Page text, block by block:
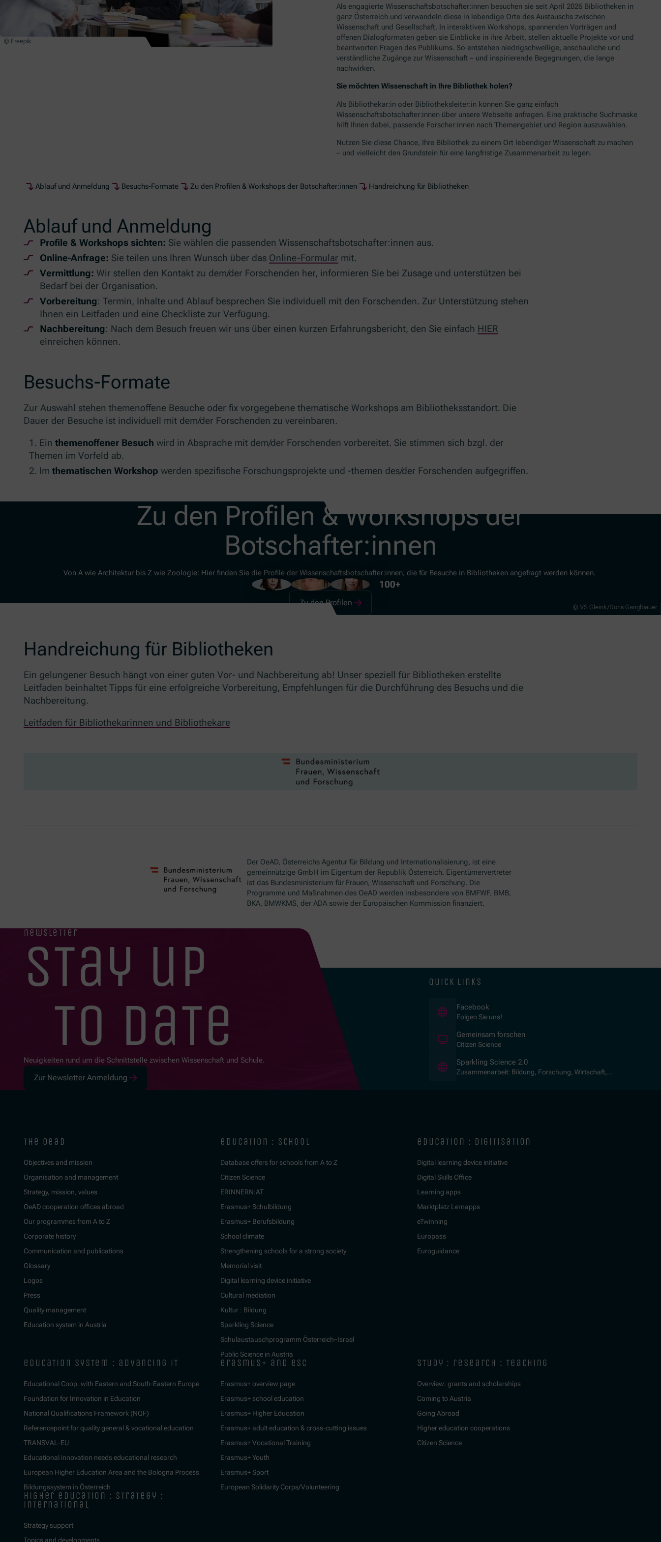
© Freepik
Als engagierte Wissenschaftsbotschafter:innen besuchen sie seit April 2026 Bibliotheken in
ganz Österreich und verwandeln diese in lebendige Orte des Austauschs zwischen
Wissenschaft und Gesellschaft. In interaktiven Workshops, spannenden Vorträgen und
offenen Dialogformaten geben sie Einblicke in ihre Arbeit, stellen aktuelle Projekte vor und
beantworten Fragen des Publikums. So entstehen niedrigschwellige, anschauliche und
verständliche Zugänge zur Wissenschaft – und inspirierende Begegnungen, die lange
nachwirken.
Sie möchten Wissenschaft in Ihre Bibliothek holen?
Als Bibliothekar:in oder Bibliotheksleiter:in können Sie ganz einfach
Wissenschaftsbotschafter:innen über unsere Webseite anfragen. Eine praktische Suchmaske
hilft Ihnen dabei, passende Forscher:innen nach Themengebiet und Region auszuwählen.
Nutzen Sie diese Chance, Ihre Bibliothek zu einem Ort lebendiger Wissenschaft zu machen
– und vielleicht den Grundstein für eine langfristige Zusammenarbeit zu legen.
Ablauf und Anmeldung Besuchs-Formate Zu den Profilen & Workshops der Botschafter:innen Handreichung für Bibliotheken
Ablauf und Anmeldung
Profile & Workshops sichten: Sie wählen die passenden Wissenschaftsbotschafter:innen aus.
Online-Anfrage: Sie teilen uns Ihren Wunsch über das Online-Formular mit.
Vermittlung: Wir stellen den Kontakt zu dem/der Forschenden her, informieren Sie bei Zusage und unterstützen bei
Bedarf bei der Organisation.
Vorbereitung: Termin, Inhalte und Ablauf besprechen Sie individuell mit den Forschenden. Zur Unterstützung stehen
Ihnen ein Leitfaden und eine Checkliste zur Verfügung.
Nachbereitung: Nach dem Besuch freuen wir uns über einen kurzen Erfahrungsbericht, den Sie einfach HIER
einreichen können.
Besuchs-Formate
Zur Auswahl stehen themenoffene Besuche oder fix vorgegebene thematische Workshops am Bibliotheksstandort. Die
Dauer der Besuche ist individuell mit dem/der Forschenden zu vereinbaren.
Einthemenoffener Besuch wird in Absprache mit dem/der Forschenden vorbereitet. Sie stimmen sich bzgl. der
Themen im Vorfeld ab.
Imthematischen Workshopwerden spezifische Forschungsprojekte und -themen des/der Forschenden aufgegriffen.
© VS Gleink/Doris Ganglbauer
Zu den Profilen & Workshops der
Botschafter:innen
Von A wie Architektur bis Z wie Zoologie: Hier finden Sie die Profile der Wissenschaftsbotschafter:innen, die für Besuche in Bibliotheken angefragt werden können.
100+
Zu den Profilen
Handreichung für Bibliotheken
Ein gelungener Besuch hängt von einer guten Vor- und Nachbereitung ab! Unser speziell für Bibliotheken erstellte
Leitfaden beinhaltet Tipps für eine erfolgreiche Vorbereitung, Empfehlungen für die Durchführung des Besuchs und die
Nachbereitung.
Leitfaden für Bibliothekarinnen und Bibliothekare
Der OeAD, Österreichs Agentur für Bildung und Internationalisierung, ist eine
gemeinnützige GmbH im Eigentum der Republik Österreich. Eigentümervertreter
ist das Bundesministerium für Frauen, Wissenschaft und Forschung. Die
Programme und Maßnahmen des OeAD werden insbesondere von BMFWF, BMB,
BKA, BMWKMS, der ADA sowie der Europäischen Kommission finanziert.
newsletter
stay up
to date
Neuigkeiten rund um die Schnittstelle zwischen Wissenschaft und Schule.
Zur Newsletter Anmeldung
quick links
Facebook
Folgen Sie uns!
Gemeinsam forschen(Opens in new window)
Citizen Science
Sparkling Science 2.0(Opens in new window)
Zusammenarbeit: Bildung, Forschung, Wirtschaft,
the oead
Objectives and mission
Organisation and management
Strategy, mission, values
OeAD cooperation offices abroad
Our programmes from A to Z
Corporate history
Communication and publications
Glossary
Logos
Press
Quality management
Education system in Austria
education : school
Database offers for schools from A to Z
Citizen Science
ERINNERN:AT
Erasmus+ Schulbildung
Erasmus+ Berufsbildung
School climate
Strengthening schools for a strong society
Memorial visit
Digital learning device initiative
Cultural mediation
Kultur : Bildung
Sparkling Science
Schulaustauschprogramm Österreich–Israel
Public Science in Austria
education : digitisation
Digital learning device initiative
Digital Skills Office
Learning apps
Marktplatz Lernapps
eTwinning
Europass
Euroguidance
education system : advancing it
Educational Coop. with Eastern and South-Eastern Europe
Foundation for Innovation in Education
National Qualifications Framework (NQF)
Referencepoint for quality general & vocational education
TRANSVAL-EU
Educational innovation needs educational research
European Higher Education Area and the Bologna Process
Bildungssystem in Österreich
erasmus+ and esc
Erasmus+ overview page
Erasmus+ school education
Erasmus+ Higher Education
Erasmus+ adult education & cross-cutting issues
Erasmus+ Vocational Training
Erasmus+ Youth
Erasmus+ Sport
European Solidarity Corps/Volunteering
study : research : teaching
Overview: grants and scholarships
Coming to Austria
Going Abroad
Higher education cooperations
Citizen Science
higher education : strategy :
international
Strategy support
Topics and developments